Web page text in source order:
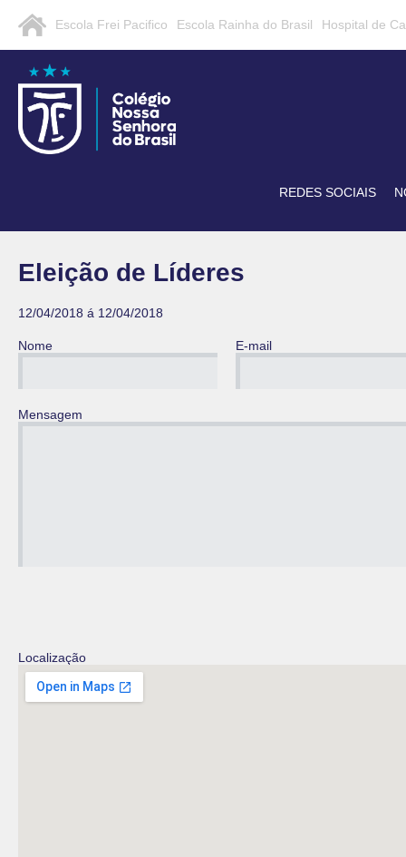
Escola Frei Pacifico Escola Rainha do Brasil Hospital de
REDES SOCIAIS
Eleição de Líderes
12/04/2018 á 12/04/2018
Nome E-mail
Mensagem
Localização